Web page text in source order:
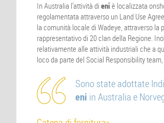
In Australia l’attività di eni è localizzata
regolamentata attraverso un Land Use
la comunità locale di Wadeye, attraverso
rappresentativo di 20 clan della Regione.
relativamente alle attività industriali che a
loco da parte del Social Responsibility
Sono state adottate
eni in Australia e